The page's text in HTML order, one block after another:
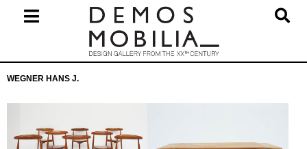
Navigation
WEGNER HANS J.